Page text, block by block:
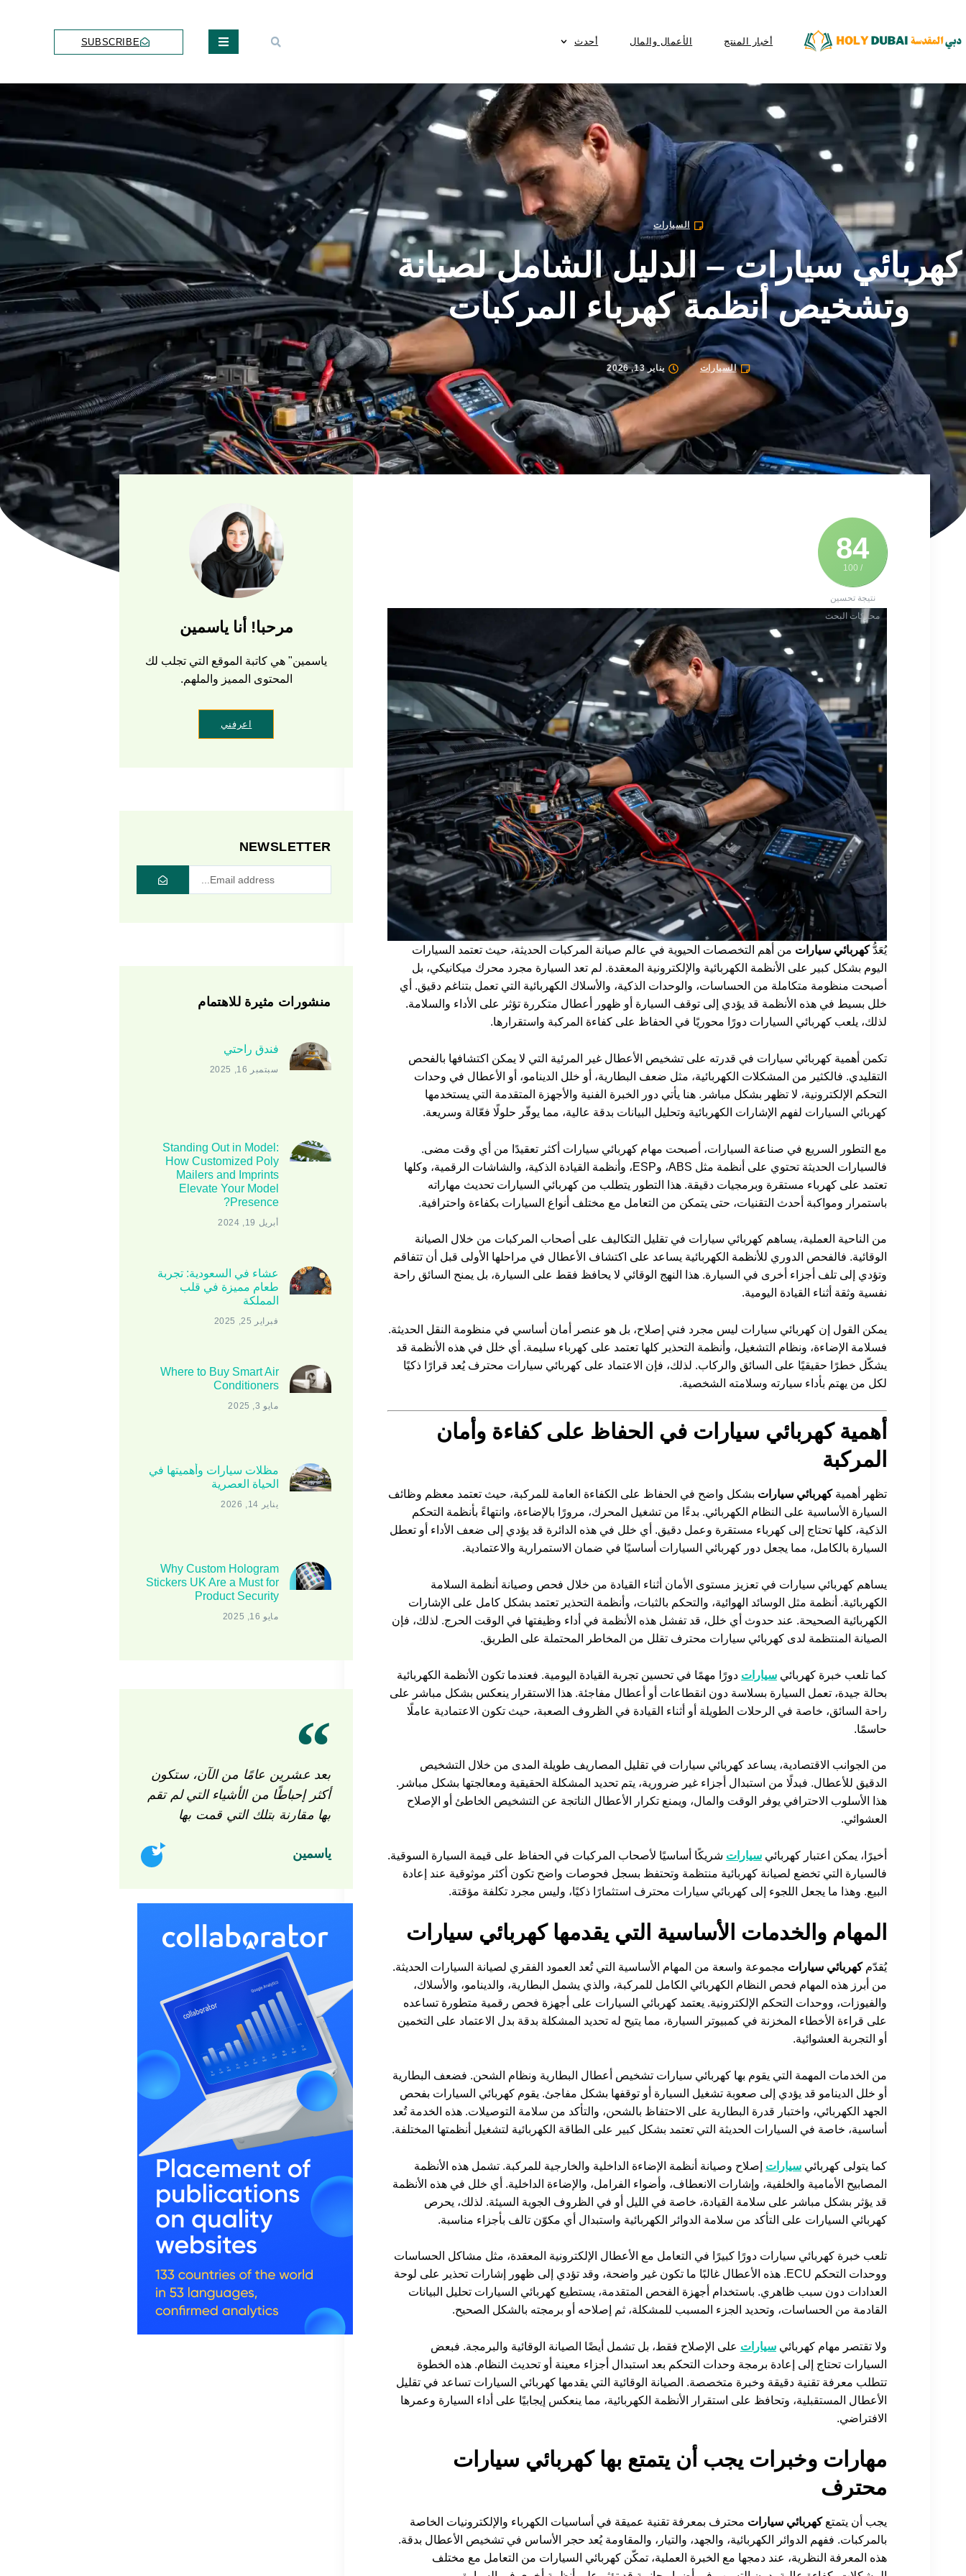
أخبار المنتج الأعمال والمال أحدث SUBSCRIBE
السيارات
كهربائي سيارات – الدليل الشامل لصيانة
وتشخيص أنظمة كهرباء المركبات
السيارات يناير 13, 2026
84
/ 100
نتيجة تحسين
محركات البحث
يُعَدُّكهربائي سيارات من أهم التخصصات الحيوية في عالم صيانة المركبات الحديثة، حيث تعتمد السيارات
اليوم بشكل كبير على الأنظمة الكهربائية والإلكترونية المعقدة. لم تعد السيارة مجرد محرك ميكانيكي، بل
أصبحت منظومة متكاملة من الحساسات، والوحدات الذكية، والأسلاك الكهربائية التي تعمل بتناغم دقيق. أي
خلل بسيط في هذه الأنظمة قد يؤدي إلى توقف السيارة أو ظهور أعطال متكررة تؤثر على الأداء والسلامة.
لذلك، يلعب كهربائي السيارات دورًا محوريًا في الحفاظ على كفاءة المركبة واستقرارها.
تكمن أهمية كهربائي سيارات في قدرته على تشخيص الأعطال غير المرئية التي لا يمكن اكتشافها بالفحص
التقليدي. فالكثير من المشكلات الكهربائية، مثل ضعف البطارية، أو خلل الدينامو، أو الأعطال في وحدات
التحكم الإلكترونية، لا تظهر بشكل مباشر. هنا يأتي دور الخبرة الفنية والأجهزة المتقدمة التي يستخدمها
كهربائي السيارات لفهم الإشارات الكهربائية وتحليل البيانات بدقة عالية، مما يوفّر حلولًا فعّالة وسريعة.
مع التطور السريع في صناعة السيارات، أصبحت مهام كهربائي سيارات أكثر تعقيدًا من أي وقت مضى.
فالسيارات الحديثة تحتوي على أنظمة مثل ABS، وESP، وأنظمة القيادة الذكية، والشاشات الرقمية، وكلها
تعتمد على كهرباء مستقرة وبرمجيات دقيقة. هذا التطور يتطلب من كهربائي السيارات تحديث مهاراته
باستمرار ومواكبة أحدث التقنيات، حتى يتمكن من التعامل مع مختلف أنواع السيارات بكفاءة واحترافية.
من الناحية العملية، يساهم كهربائي سيارات في تقليل التكاليف على أصحاب المركبات من خلال الصيانة
الوقائية. فالفحص الدوري للأنظمة الكهربائية يساعد على اكتشاف الأعطال في مراحلها الأولى قبل أن تتفاقم
وتؤدي إلى تلف أجزاء أخرى في السيارة. هذا النهج الوقائي لا يحافظ فقط على السيارة، بل يمنح السائق راحة
نفسية وثقة أثناء القيادة اليومية.
يمكن القول إن كهربائي سيارات ليس مجرد فني إصلاح، بل هو عنصر أمان أساسي في منظومة النقل الحديثة.
فسلامة الإضاءة، ونظام التشغيل، وأنظمة التحذير كلها تعتمد على كهرباء سليمة. أي خلل في هذه الأنظمة قد
يشكّل خطرًا حقيقيًا على السائق والركاب. لذلك، فإن الاعتماد على كهربائي سيارات محترف يُعد قرارًا ذكيًا
لكل من يهتم بأداء سيارته وسلامته الشخصية.
أهمية كهربائي سيارات في الحفاظ على كفاءة وأمان
المركبة
تظهر أهميةكهربائي سيارات بشكل واضح في الحفاظ على الكفاءة العامة للمركبة، حيث تعتمد معظم وظائف
السيارة الأساسية على النظام الكهربائي. بدءًا من تشغيل المحرك، مرورًا بالإضاءة، وانتهاءً بأنظمة التحكم
الذكية، كلها تحتاج إلى كهرباء مستقرة وعمل دقيق. أي خلل في هذه الدائرة قد يؤدي إلى ضعف الأداء أو تعطل
السيارة بالكامل، مما يجعل دور كهربائي السيارات أساسيًا في ضمان الاستمرارية والاعتمادية.
يساهم كهربائي سيارات في تعزيز مستوى الأمان أثناء القيادة من خلال فحص وصيانة أنظمة السلامة
الكهربائية. أنظمة مثل الوسائد الهوائية، والتحكم بالثبات، وأنظمة التحذير تعتمد بشكل كامل على الإشارات
الكهربائية الصحيحة. عند حدوث أي خلل، قد تفشل هذه الأنظمة في أداء وظيفتها في الوقت الحرج. لذلك، فإن
الصيانة المنتظمة لدى كهربائي سيارات محترف تقلل من المخاطر المحتملة على الطريق.
كما تلعب خبرة كهربائي سيارات دورًا مهمًا في تحسين تجربة القيادة اليومية. فعندما تكون الأنظمة الكهربائية
بحالة جيدة، تعمل السيارة بسلاسة دون انقطاعات أو أعطال مفاجئة. هذا الاستقرار ينعكس بشكل مباشر على
راحة السائق، خاصة في الرحلات الطويلة أو أثناء القيادة في الظروف الصعبة، حيث تكون الاعتمادية عاملًا
حاسمًا.
من الجوانب الاقتصادية، يساعد كهربائي سيارات في تقليل المصاريف طويلة المدى من خلال التشخيص
الدقيق للأعطال. فبدلًا من استبدال أجزاء غير ضرورية، يتم تحديد المشكلة الحقيقية ومعالجتها بشكل مباشر.
هذا الأسلوب الاحترافي يوفر الوقت والمال، ويمنع تكرار الأعطال الناتجة عن التشخيص الخاطئ أو الإصلاح
العشوائي.
أخيرًا، يمكن اعتبار كهربائي سيارات شريكًا أساسيًا لأصحاب المركبات في الحفاظ على قيمة السيارة السوقية.
فالسيارة التي تخضع لصيانة كهربائية منتظمة وتحتفظ بسجل فحوصات واضح تكون أكثر موثوقية عند إعادة
البيع. وهذا ما يجعل اللجوء إلى كهربائي سيارات محترف استثمارًا ذكيًا، وليس مجرد تكلفة مؤقتة.
المهام والخدمات الأساسية التي يقدمها كهربائي سيارات
يُقدّمكهربائي سيارات مجموعة واسعة من المهام الأساسية التي تُعد العمود الفقري لصيانة السيارات الحديثة.
من أبرز هذه المهام فحص النظام الكهربائي الكامل للمركبة، والذي يشمل البطارية، والدينامو، والأسلاك،
والفيوزات، ووحدات التحكم الإلكترونية. يعتمد كهربائي السيارات على أجهزة فحص رقمية متطورة تساعده
على قراءة الأخطاء المخزنة في كمبيوتر السيارة، مما يتيح له تحديد المشكلة بدقة بدل الاعتماد على التخمين
أو التجربة العشوائية.
من الخدمات المهمة التي يقوم بها كهربائي سيارات تشخيص أعطال البطارية ونظام الشحن. فضعف البطارية
أو خلل الدينامو قد يؤدي إلى صعوبة تشغيل السيارة أو توقفها بشكل مفاجئ. يقوم كهربائي السيارات بفحص
الجهد الكهربائي، واختبار قدرة البطارية على الاحتفاظ بالشحن، والتأكد من سلامة التوصيلات. هذه الخدمة تُعد
أساسية، خاصة في السيارات الحديثة التي تعتمد بشكل كبير على الطاقة الكهربائية لتشغيل أنظمتها المختلفة.
كما يتولى كهربائي سيارات إصلاح وصيانة أنظمة الإضاءة الداخلية والخارجية للمركبة. تشمل هذه الأنظمة
المصابيح الأمامية والخلفية، وإشارات الانعطاف، وأضواء الفرامل، والإضاءة الداخلية. أي خلل في هذه الأنظمة
قد يؤثر بشكل مباشر على سلامة القيادة، خاصة في الليل أو في الظروف الجوية السيئة. لذلك، يحرص
كهربائي السيارات على التأكد من سلامة الدوائر الكهربائية واستبدال أي مكوّن تالف بأجزاء مناسبة.
تلعب خبرة كهربائي سيارات دورًا كبيرًا في التعامل مع الأعطال الإلكترونية المعقدة، مثل مشاكل الحساسات
ووحدات التحكم ECU. هذه الأعطال غالبًا ما تكون غير واضحة، وقد تؤدي إلى ظهور إشارات تحذير على لوحة
العدادات دون سبب ظاهري. باستخدام أجهزة الفحص المتقدمة، يستطيع كهربائي السيارات تحليل البيانات
القادمة من الحساسات، وتحديد الجزء المسبب للمشكلة، ثم إصلاحه أو برمجته بالشكل الصحيح.
ولا تقتصر مهام كهربائي سيارات على الإصلاح فقط، بل تشمل أيضًا الصيانة الوقائية والبرمجة. فبعض
السيارات تحتاج إلى إعادة برمجة وحدات التحكم بعد استبدال أجزاء معينة أو تحديث النظام. هذه الخطوة
تتطلب معرفة تقنية دقيقة وخبرة متخصصة. الصيانة الوقائية التي يقدمها كهربائي السيارات تساعد في تقليل
الأعطال المستقبلية، وتحافظ على استقرار الأنظمة الكهربائية، مما ينعكس إيجابيًا على أداء السيارة وعمرها
الافتراضي.
مهارات وخبرات يجب أن يتمتع بها كهربائي سيارات
محترف
يجب أن يتمتعكهربائي سيارات محترف بمعرفة تقنية عميقة في أساسيات الكهرباء والإلكترونيات الخاصة
بالمركبات. ففهم الدوائر الكهربائية، والجهد، والتيار، والمقاومة يُعد حجر الأساس في تشخيص الأعطال بدقة.
هذه المعرفة النظرية، عند دمجها مع الخبرة العملية، تمكّن كهربائي السيارات من التعامل مع مختلف
مرحبا! أنا ياسمين
ياسمين" هي كاتبة الموقع التي تجلب لك
المحتوى المميز والملهم.
اعرفني
NEWSLETTER
منشورات مثيرة للاهتمام
فندق راحتي
سبتمبر 16, 2025
Standing Out in Model:
How Customized Poly
Mailers and Imprints
Elevate Your Model
Presence?
أبريل 19, 2024
عشاء في السعودية: تجربة
طعام مميزة في قلب
المملكة
فبراير 25, 2025
Where to Buy Smart Air
Conditioners
مايو 3, 2025
مظلات سيارات وأهميتها في
الحياة العصرية
يناير 14, 2026
Why Custom Hologram
Stickers UK Are a Must for
Product Security
مايو 16, 2025
بعد عشرين عامًا من الآن، ستكون
أكثر إحباطًا من الأشياء التي لم تقم
بها مقارنة بتلك التي قمت بها
ياسمين